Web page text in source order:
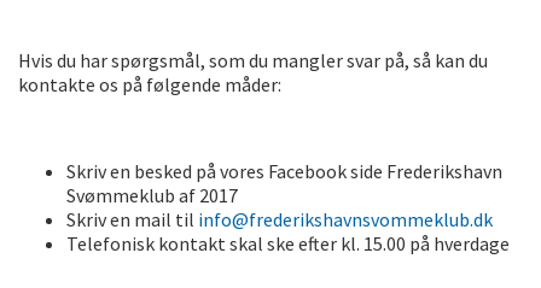
Hvis du har spørgsmål, som du mangler svar på, så kan du
kontakte os på følgende måder:
Skriv en besked på vores Facebook side Frederikshavn
Svømmeklub af 2017
Skriv en mail til info@frederikshavnsvommeklub.dk
Telefonisk kontakt skal ske efter kl. 15.00 på hverdage